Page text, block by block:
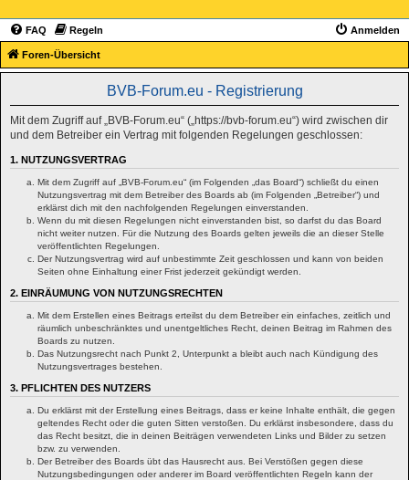
FAQ Regeln Anmelden
Foren-Übersicht
BVB-Forum.eu - Registrierung
Mit dem Zugriff auf „BVB-Forum.eu“ („https://bvb-forum.eu“) wird zwischen dir
und dem Betreiber ein Vertrag mit folgenden Regelungen geschlossen:
1. NUTZUNGSVERTRAG
Mit dem Zugriff auf „BVB-Forum.eu“ (im Folgenden „das Board“) schließt du einen
Nutzungsvertrag mit dem Betreiber des Boards ab (im Folgenden „Betreiber“) und
erklärst dich mit den nachfolgenden Regelungen einverstanden.
Wenn du mit diesen Regelungen nicht einverstanden bist, so darfst du das Board
nicht weiter nutzen. Für die Nutzung des Boards gelten jeweils die an dieser Stelle
veröffentlichten Regelungen.
Der Nutzungsvertrag wird auf unbestimmte Zeit geschlossen und kann von beiden
Seiten ohne Einhaltung einer Frist jederzeit gekündigt werden.
2. EINRÄUMUNG VON NUTZUNGSRECHTEN
Mit dem Erstellen eines Beitrags erteilst du dem Betreiber ein einfaches, zeitlich und
räumlich unbeschränktes und unentgeltliches Recht, deinen Beitrag im Rahmen des
Boards zu nutzen.
Das Nutzungsrecht nach Punkt 2, Unterpunkt a bleibt auch nach Kündigung des
Nutzungsvertrages bestehen.
3. PFLICHTEN DES NUTZERS
Du erklärst mit der Erstellung eines Beitrags, dass er keine Inhalte enthält, die gegen
geltendes Recht oder die guten Sitten verstoßen. Du erklärst insbesondere, dass du
das Recht besitzt, die in deinen Beiträgen verwendeten Links und Bilder zu setzen
bzw. zu verwenden.
Der Betreiber des Boards übt das Hausrecht aus. Bei Verstößen gegen diese
Nutzungsbedingungen oder anderer im Board veröffentlichten Regeln kann der